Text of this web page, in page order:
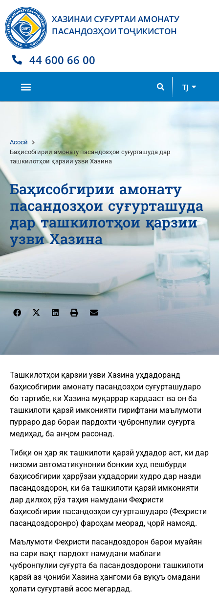
ХАЗИНАИ СУҒУРТАИ АМОНАТУ
ПАСАНДОЗҲОИ ТОҶИКИСТОН
44 600 66 00
TJ
EN
Баҳисобгирии амонату
пасандозҳои суғурташуда
дар ташкилотҳои қарзии
узви Хазина
Асосӣ
Баҳисобгирии амонату пасандозҳои суғурташуда дар
ташкилотҳои қарзии узви Хазина
Ташкилотҳои қарзии узви Хазина уҳдадоранд
баҳисобгирии амонату пасандозҳои суғурташударо
бо тартибе, ки Хазина муқаррар кардааст ва он ба
ташкилоти қарзӣ имконияти гирифтани маълумоти
пурраро дар бораи пардохти ҷубронпулии суғурта
медиҳад, ба анҷом расонад.
Тибқи он ҳар як ташкилоти қарзӣ уҳдадор аст, ки дар
низоми автоматикунонии бонкии худ пешбурди
баҳисобгирии ҳаррӯзаи уҳдадории худро дар назди
пасандоздорон, ки ба ташкилоти қарзӣ имконияти
дар дилхоҳ рӯз таҳия намудани Феҳристи
баҳисобгирии пасандозҳои суғурташударо (Феҳристи
пасандоздоронро) фароҳам меорад, ҷорӣ намояд.
Маълумоти Феҳристи пасандоздорон барои муайян
ва сари вақт пардохт намудани маблағи
ҷубронпулии суғурта ба пасандоздорони ташкилоти
қарзӣ аз ҷониби Хазина ҳангоми ба вуқуъ омадани
ҳолати суғуртавӣ асос мегардад.